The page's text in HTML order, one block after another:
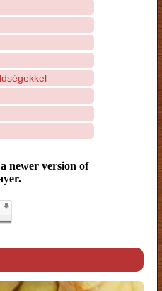
newer version of